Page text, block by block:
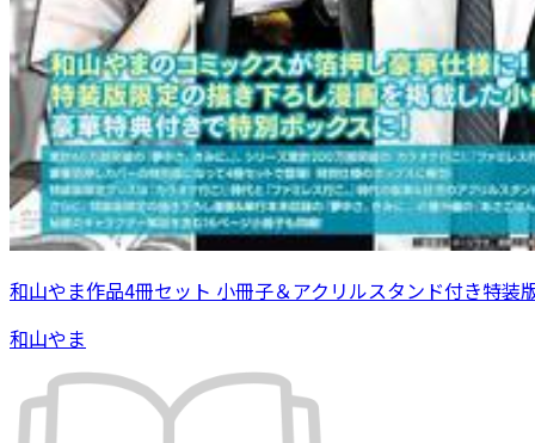
和山やま作品4冊セット 小冊子＆アクリルスタンド付き特装
和山やま